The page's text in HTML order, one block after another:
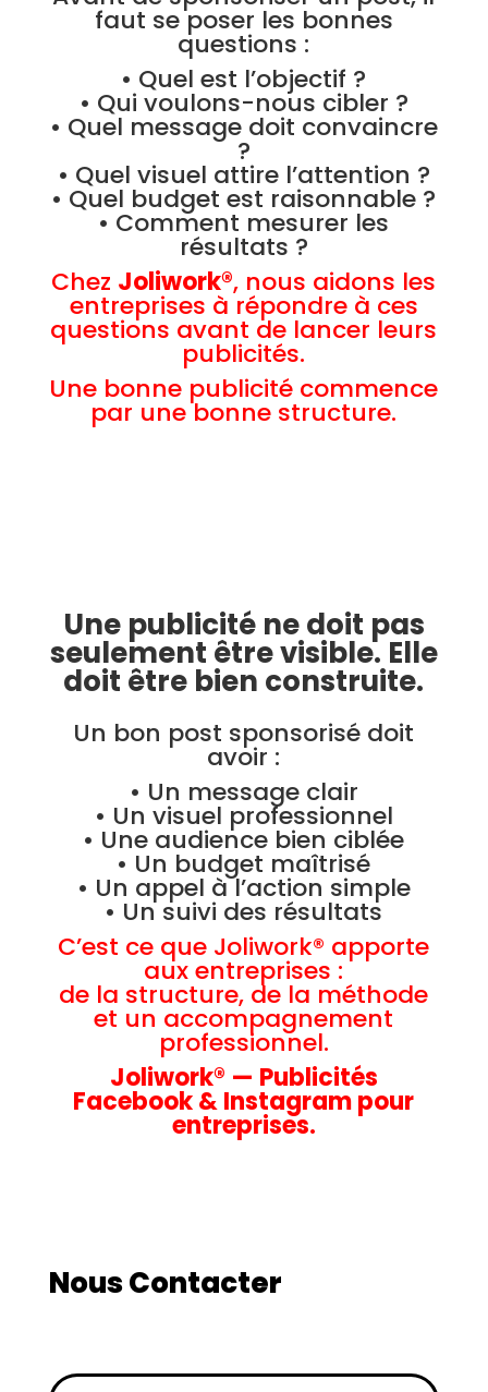
faut se poser les bonnes
questions :
• Quel est l’objectif ?
• Qui voulons-nous cibler ?
• Quel message doit convaincre
?
• Quel visuel attire l’attention ?
• Quel budget est raisonnable ?
• Comment mesurer les
résultats ?
Chez Joliwork®, nous aidons les
entreprises à répondre à ces
questions avant de lancer leurs
publicités.
Une bonne publicité commence
par une bonne structure.
Une publicité ne doit pas
seulement être visible. Elle
doit être bien construite.
Un bon post sponsorisé doit
avoir :
• Un message clair
• Un visuel professionnel
• Une audience bien ciblée
• Un budget maîtrisé
• Un appel à l’action simple
• Un suivi des résultats
C’est ce que Joliwork® apporte
aux entreprises :
de la structure, de la méthode
et un accompagnement
professionnel.
Joliwork® — Publicités
Facebook & Instagram pour
entreprises.
Nous Contacter